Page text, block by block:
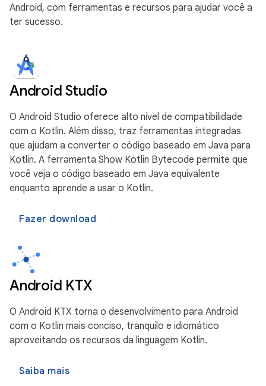
Android, com ferramentas e recursos para ajudar você a
ter sucesso.
Android Studio
O Android Studio oferece alto nível de compatibilidade
com o Kotlin. Além disso, traz ferramentas integradas
que ajudam a converter o código baseado em Java para
Kotlin. A ferramenta Show Kotlin Bytecode permite que
você veja o código baseado em Java equivalente
enquanto aprende a usar o Kotlin.
Fazer download
Android KTX
O Android KTX torna o desenvolvimento para Android
com o Kotlin mais conciso, tranquilo e idiomático
aproveitando os recursos da linguagem Kotlin.
Saiba mais